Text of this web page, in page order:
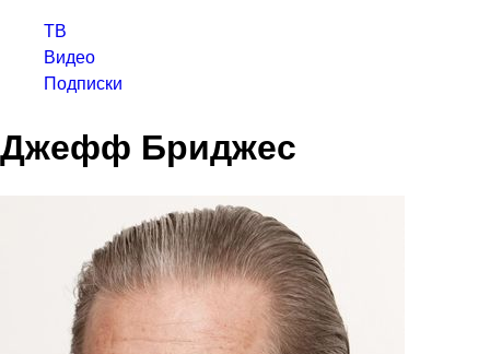
ТВ
Видео
Подписки
Джефф Бриджес